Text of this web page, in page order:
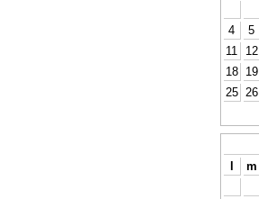
4
5
11
12
18
19
25
26
l
m